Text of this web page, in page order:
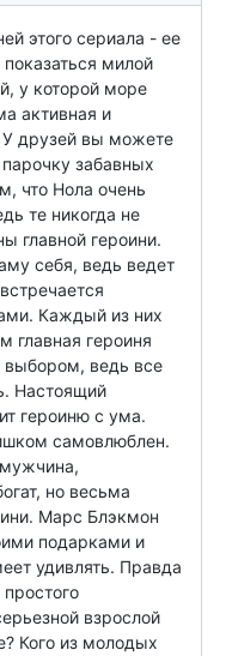
этого сериала - ее
милой
у которой море
активная и
У друзей вы можете
забавных
что Нола очень
те никогда не
главной героини.
себя, ведь ведет
Каждый из них
главная героиня
выбором, ведь все
Настоящий
героиню с ума.
самовлюблен.
но весьма
Марс Блэкмон
подарками и
удивлять. Правда
взрослой
Кого из молодых